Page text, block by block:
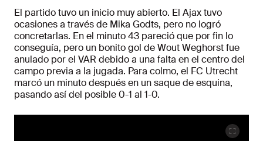
El partido tuvo un inicio muy abierto. El Ajax tuvo
ocasiones a través de Mika Godts, pero no logró
concretarlas. En el minuto 43 pareció que por fin lo
conseguía, pero un bonito gol de Wout Weghorst fue
anulado por el VAR debido a una falta en el centro del
campo previa a la jugada. Para colmo, el FC Utrecht
marcó un minuto después en un saque de esquina,
pasando así del posible 0-1 al 1-0.